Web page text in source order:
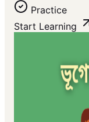
Practice
Start Learning